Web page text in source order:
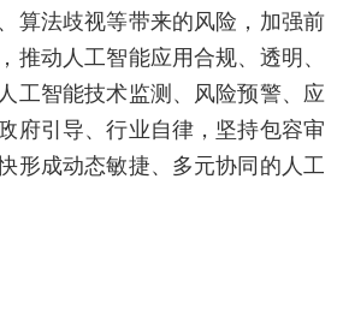
算法歧视等带来的风险，加强前
推动人工智能应用合规、透明、
工智能技术监测、风险预警、应
府引导、行业自律，坚持包容审
形成动态敏捷、多元协同的人工